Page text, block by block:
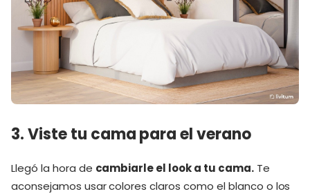
3. Viste tu cama para el verano
Llegó la hora de cambiarle el look a tu cama.Te
aconsejamos usar colores claros como el blanco o los